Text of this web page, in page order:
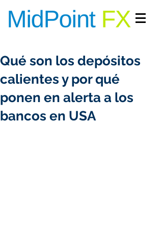
Qué son los depósitos
calientes y por qué
ponen en alerta a los
bancos en USA